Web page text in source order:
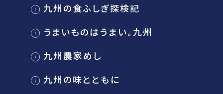
九州の食ふしぎ探検記
うまいものはうまい。九州
九州農家めし
九州の味とともに